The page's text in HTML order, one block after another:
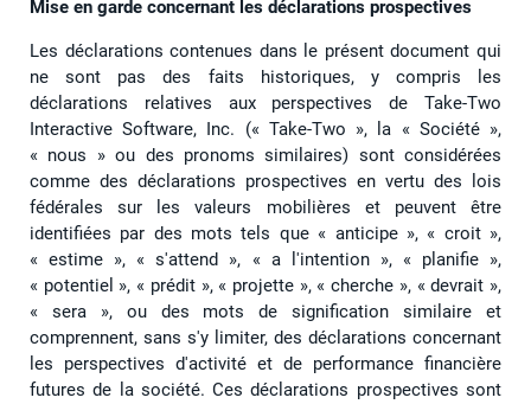
Mise en garde concernant les déclarations prospectives
Les déclarations contenues dans le présent document qui
ne sont pas des faits historiques, y compris les
déclarations relatives aux perspectives de Take-Two
Interactive Software, Inc. (« Take-Two », la « Société »,
« nous » ou des pronoms similaires) sont considérées
comme des déclarations prospectives en vertu des lois
fédérales sur les valeurs mobilières et peuvent être
identifiées par des mots tels que « anticipe », « croit »,
« estime », « s'attend », « a l'intention », « planifie »,
« potentiel », « prédit », « projette », « cherche », « devrait »,
« sera », ou des mots de signification similaire et
comprennent, sans s'y limiter, des déclarations concernant
les perspectives d'activité et de performance financière
futures de la société. Ces déclarations prospectives sont